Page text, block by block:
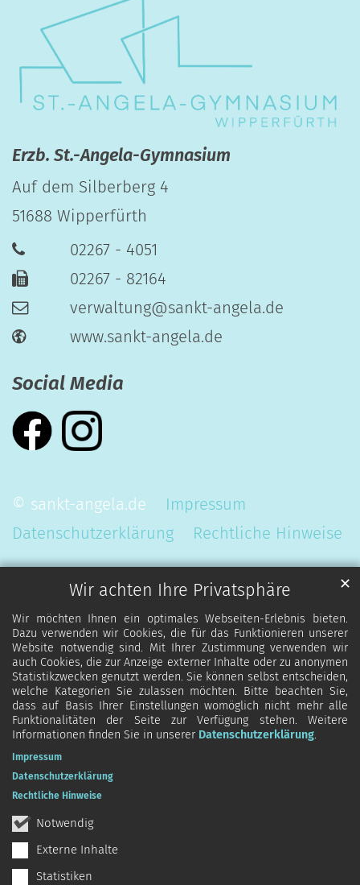
Wir achten Ihre Privatsphäre
Wir möchten Ihnen ein optimales Webseiten-Erlebnis bieten.
Dazu verwenden wir Cookies, die für das Funktionieren unserer
Website notwendig sind. Mit Ihrer Zustimmung verwenden wir
auch Cookies, die zur Anzeige externer Inhalte oder zu anonymen
Statistikzwecken genutzt werden. Sie können selbst entscheiden,
welche Kategorien Sie zulassen möchten. Bitte beachten Sie,
dass auf Basis Ihrer Einstellungen womöglich nicht mehr alle
Funktionalitäten der Seite zur Verfügung stehen. Weitere
Informationen finden Sie in unserer Datenschutzerklärung.
Notwendig
Externe Inhalte
Statistiken
✕
Impressum
Datenschutzerklärung
Rechtliche Hinweise
Erzb. St.-Angela-Gymnasium
Auf dem Silberberg 4
51688 Wipperfürth
02267 - 4051
02267 - 82164
verwaltung@sankt-angela.de
www.sankt-angela.de
Social Media
© sankt-angela.de
Impressum
Datenschutzerklärung
Rechtliche Hinweise